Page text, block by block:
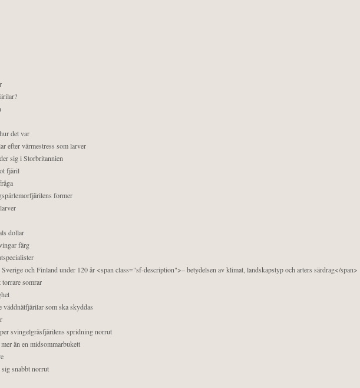
det var
efter värmestress som larver
sig i Storbritannien
fjäril
former
dollar
färg
och Finland under 120 år <span class="sf-description">– betydelsen av klimat, landskapstyp och arters särdrag</span>
torrare somrar
väddnätfjärilar som ska skyddas
svingelgräsfjärilens spridning norrut
än en midsommarbukett
snabbt norrut